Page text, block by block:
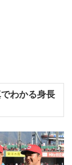
わかる身長